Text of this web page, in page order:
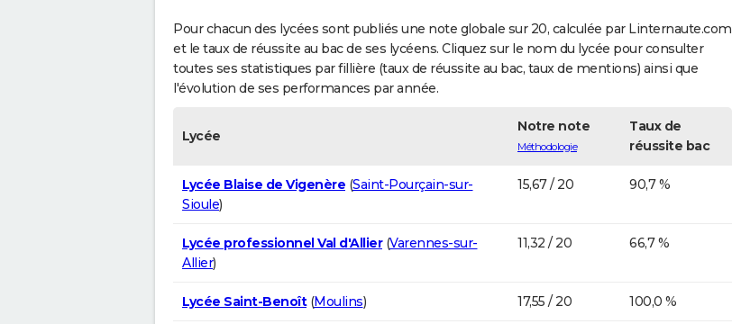
Pour chacun des lycées sont publiés une note globale sur 20, calculée par Linternaute.com
et le taux de réussite au bac de ses lycéens. Cliquez sur le nom du lycée pour consulter
toutes ses statistiques par fillière (taux de réussite au bac, taux de mentions) ainsi que
l'évolution de ses performances par année.
Lycée
Notre note
Méthodologie
Taux de
réussite bac
Lycée Blaise de Vigenère (Saint-Pourçain-sur-
Sioule)
15,67 / 20 90,7 %
Lycée professionnel Val d'Allier(Varennes-sur-
Allier)
11,32 / 20 66,7 %
Lycée Saint-Benoît(Moulins) 17,55 / 20 100,0 %